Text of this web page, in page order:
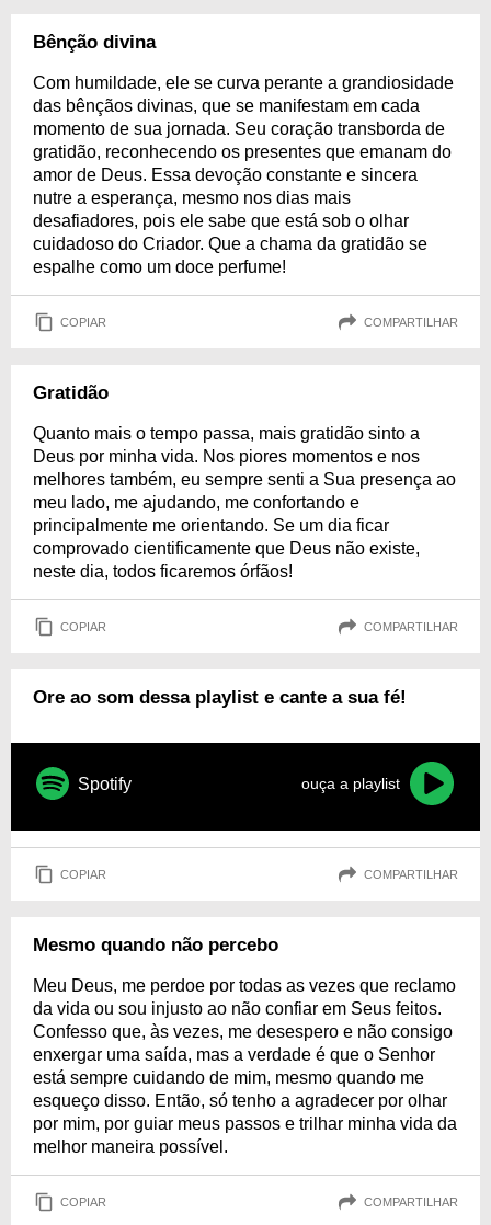
Bênção divina
Com humildade, ele se curva perante a grandiosidade
das bênçãos divinas, que se manifestam em cada
momento de sua jornada. Seu coração transborda de
gratidão, reconhecendo os presentes que emanam do
amor de Deus. Essa devoção constante e sincera
nutre a esperança, mesmo nos dias mais
desafiadores, pois ele sabe que está sob o olhar
cuidadoso do Criador. Que a chama da gratidão se
espalhe como um doce perfume!
COPIAR COMPARTILHAR
Gratidão
Quanto mais o tempo passa, mais gratidão sinto a
Deus por minha vida. Nos piores momentos e nos
melhores também, eu sempre senti a Sua presença ao
meu lado, me ajudando, me confortando e
principalmente me orientando. Se um dia ficar
comprovado cientificamente que Deus não existe,
neste dia, todos ficaremos órfãos!
COPIAR COMPARTILHAR
Ore ao som dessa playlist e cante a sua fé!
Spotify ouça a playlist
COPIAR COMPARTILHAR
Mesmo quando não percebo
Meu Deus, me perdoe por todas as vezes que reclamo
da vida ou sou injusto ao não confiar em Seus feitos.
Confesso que, às vezes, me desespero e não consigo
enxergar uma saída, mas a verdade é que o Senhor
está sempre cuidando de mim, mesmo quando me
esqueço disso. Então, só tenho a agradecer por olhar
por mim, por guiar meus passos e trilhar minha vida da
melhor maneira possível.
COPIAR COMPARTILHAR